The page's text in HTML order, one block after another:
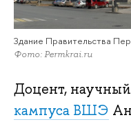
Здание Правительства
Фото: Permkrai.ru
Доцент,
кампуса ВШЭ